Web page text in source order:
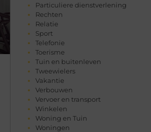
Particuliere dienstverlening
Rechten
Relatie
Sport
Telefonie
Toerisme
Tuin en buitenleven
Tweewielers
Vakantie
Verbouwen
Vervoer en transport
Winkelen
Woning en Tuin
Woningen